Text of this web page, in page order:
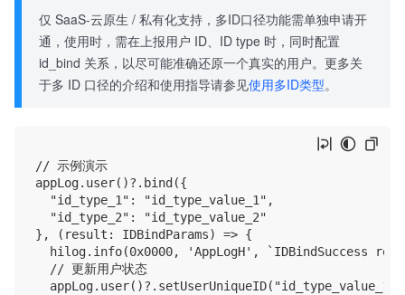
仅 SaaS-云原生 / 私有化支持，多ID口径功能需单独申请开
通，使用时，需在上报用户 ID、ID type 时，同时配置
id_bind 关系，以尽可能准确还原一个真实的用户。更多关
于多 ID 口径的介绍和使用指导请参见使用多ID类型。
// 示例演示
appLog.user()?.bind({
  "id_type_1": "id_type_value_1",
  "id_type_2": "id_type_value_2"
}, (result: IDBindParams) => {
hilog.info(0x0000, 'AppLogH', `IDBindSuccess
  // 更新用户状态